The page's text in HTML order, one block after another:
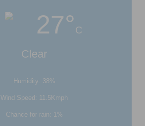
27° C
Clear
Humidity: 38%
Wind Speed: 11.5Kmph
Chance for rain: 1%